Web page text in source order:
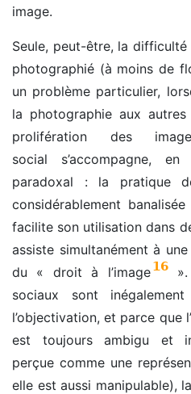
image.
Seule, peut-être, la difficulté
photographié (à moins de
un problème particulier,
la photographie aux
prolifération des
social s’accompagne,
paradoxal : la pratique
considérablement
facilite son utilisation dans
assiste simultanément à
du « droit à l’image16».
sociaux sont
l’objectivation, et parce que
est toujours ambigu et
perçue comme une
elle est aussi manipulable),